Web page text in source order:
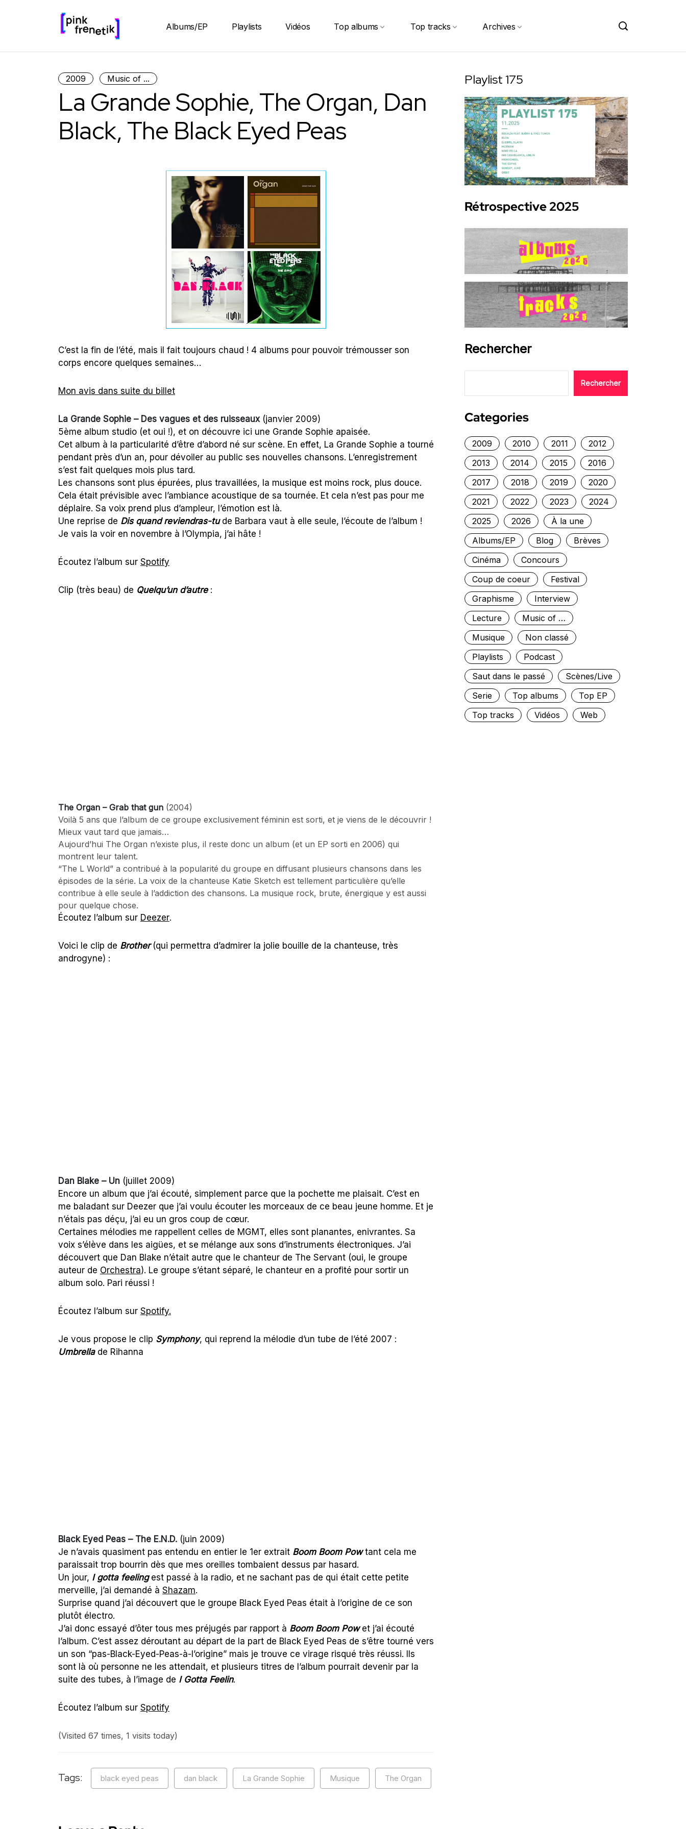
Albums/EP Playlists Vidéos Top albums Top tracks Archives
2009 Music of ...
La Grande Sophie, The Organ, Dan
Black, The Black Eyed Peas
C’est la fin de l’été, mais il fait toujours chaud ! 4 albums pour pouvoir trémousser son
corps encore quelques semaines…
Mon avis dans suite du billet
La Grande Sophie – Des vagues et des ruisseaux(janvier 2009)
5ème album studio (et oui !), et on découvre ici une Grande Sophie apaisée.
Cet album à la particularité d’être d’abord né sur scène. En effet, La Grande Sophie a tourné
pendant près d’un an, pour dévoiler au public ses nouvelles chansons. L’enregistrement
s’est fait quelques mois plus tard.
Les chansons sont plus épurées, plus travaillées, la musique est moins rock, plus douce.
Cela était prévisible avec l’ambiance acoustique de sa tournée. Et cela n’est pas pour me
déplaire. Sa voix prend plus d’ampleur, l’émotion est là.
Une reprise de Dis quand reviendras-tude Barbara vaut à elle seule, l’écoute de l’album !
Je vais la voir en novembre à l’Olympia, j’ai hâte !
Écoutez l’album sur Spotify
Clip (très beau) de Quelqu’un d’autre:
The Organ – Grab that gun (2004)
Voilà 5 ans que l’album de ce groupe exclusivement féminin est sorti, et je viens de le découvrir !
Mieux vaut tard que jamais…
Aujourd’hui The Organ n’existe plus, il reste donc un album (et un EP sorti en 2006) qui
montrent leur talent.
“The L World” a contribué à la popularité du groupe en diffusant plusieurs chansons dans les
épisodes de la série. La voix de la chanteuse Katie Sketch est tellement particulière qu’elle
contribue à elle seule à l’addiction des chansons. La musique rock, brute, énergique y est aussi
pour quelque chose.
Écoutez l’album sur Deezer.
Voici le clip de Brother (qui permettra d’admirer la jolie bouille de la chanteuse, très
androgyne) :
Dan Blake – Un (juillet 2009)
Encore un album que j’ai écouté, simplement parce que la pochette me plaisait. C’est en
me baladant sur Deezer que j’ai voulu écouter les morceaux de ce beau jeune homme. Et je
n’étais pas déçu, j’ai eu un gros coup de cœur.
Certaines mélodies me rappellent celles de MGMT, elles sont planantes, enivrantes. Sa
voix s’élève dans les aigües, et se mélange aux sons d’instruments électroniques. J’ai
découvert que Dan Blake n’était autre que le chanteur de The Servant (oui, le groupe
auteur de Orchestra). Le groupe s’étant séparé, le chanteur en a profité pour sortir un
album solo. Pari réussi !
Écoutez l’album sur Spotify.
Je vous propose le clip Symphony, qui reprend la mélodie d’un tube de l’été 2007 :
Umbrella de Rihanna
Black Eyed Peas – The E.N.D. (juin 2009)
Je n’avais quasiment pas entendu en entier le 1er extrait Boom Boom Powtant cela me
paraissait trop bourrin dès que mes oreilles tombaient dessus par hasard.
Un jour, I gotta feelingest passé à la radio, et ne sachant pas de qui était cette petite
merveille, j’ai demandé à Shazam.
Surprise quand j’ai découvert que le groupe Black Eyed Peas était à l’origine de ce son
plutôt électro.
J’ai donc essayé d’ôter tous mes préjugés par rapport à Boom Boom Powet j’ai écouté
l’album. C’est assez déroutant au départ de la part de Black Eyed Peas de s’être tourné vers
un son “pas-Black-Eyed-Peas-à-l’origine” mais je trouve ce virage risqué très réussi. Ils
sont là où personne ne les attendait, et plusieurs titres de l’album pourrait devenir par la
suite des tubes, à l’image de I Gotta Feelin.
Écoutez l’album sur Spotify
(Visited 67 times, 1 visits today)
Tags: black eyed peas dan black La Grande Sophie Musique The Organ
Playlist 175
Rétrospective 2025
Rechercher
Rechercher
Categories
2009 2010 2011
2012
2013
2014 2015
2016
2017
2018 2019
2020
2021
2022 2023
2024
2025
2026
À la une
Albums/EP
Blog
Brèves
Cinéma
Concours
Coup de coeur
Festival
Graphisme
Interview
Lecture
Music of …
Musique
Non classé
Playlists
Podcast
Saut dans le passé
Scènes/Live
Serie
Top albums
Top EP
Top tracks
Vidéos Web